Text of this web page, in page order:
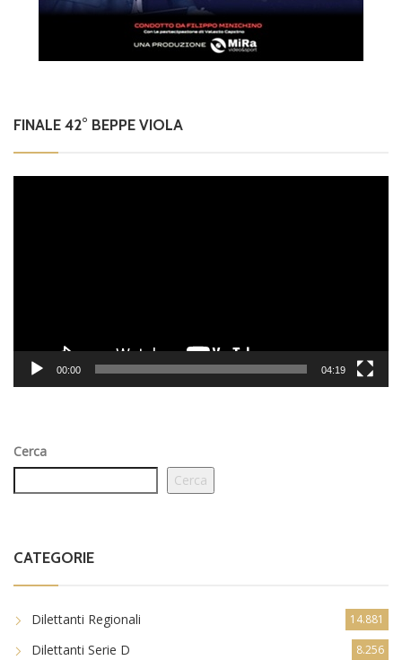
FINALE 42° BEPPE VIOLA
00:00 04:19
Cerca
Cerca
CATEGORIE
Dilettanti Regionali 14.881
Dilettanti Serie D 8.256